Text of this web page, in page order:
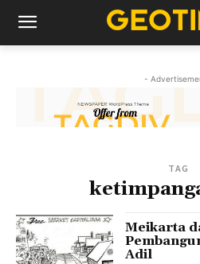
-
TAG
Meikarta
Adil